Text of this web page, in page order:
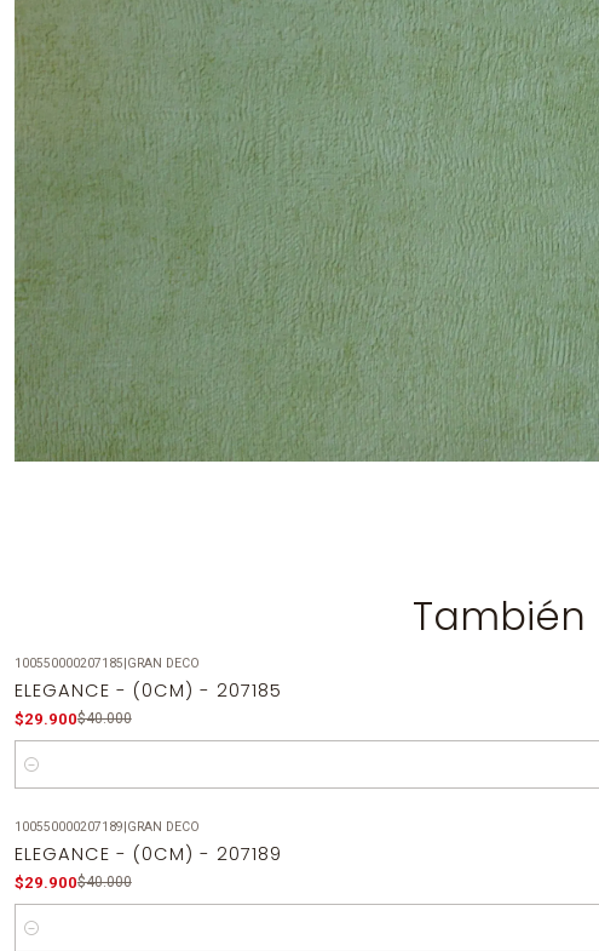
100550000207185|GRAN DECO
ELEGANCE - (0CM) - 207185
$29.900$40.000
Cantidad
100550000207189|GRAN DECO
ELEGANCE - (0CM) - 207189
$29.900$40.000
Cantidad